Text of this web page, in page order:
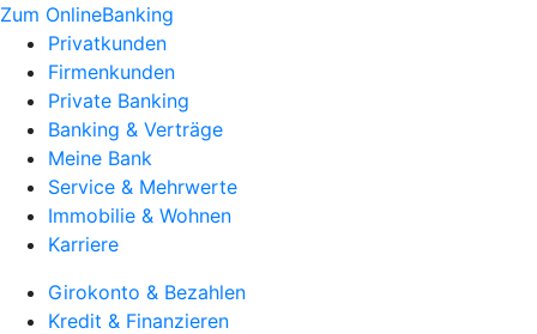
Zum OnlineBanking
Privatkunden
Firmenkunden
Private Banking
Banking & Verträge
Meine Bank
Service & Mehrwerte
Immobilie & Wohnen
Karriere
Girokonto & Bezahlen
Kredit & Finanzieren